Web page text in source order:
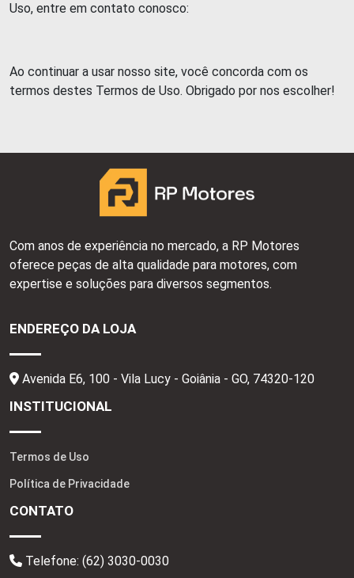
Uso, entre em contato conosco:
Ao continuar a usar nosso site, você concorda com os
termos destes Termos de Uso. Obrigado por nos escolher!
Com anos de experiência no mercado, a RP Motores
oferece peças de alta qualidade para motores, com
expertise e soluções para diversos segmentos.
ENDEREÇO DA LOJA
Avenida E6, 100 - Vila Lucy - Goiânia - GO, 74320-120
INSTITUCIONAL
Termos de Uso
Política de Privacidade
CONTATO
Telefone: (62) 3030-0030